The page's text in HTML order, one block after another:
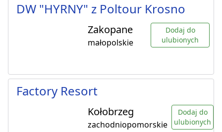
DW "HYRNY" z Poltour Krosno
Zakopane
małopolskie
Dodaj do
ulubionych
Factory Resort
Kołobrzeg
zachodniopomorskie
Dodaj do
ulubionych